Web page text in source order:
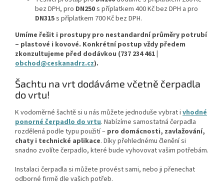
bez DPH, pro DN250s příplatkem 400 Kč bez DPH a pro
DN315s příplatkem 700 Kč bez DPH.
Umíme řešit i prostupy pro nestandardní průměry potrubí
– plastové i kovové. Konkrétní postup vždy předem
zkonzultujeme před dodávkou (737 234 461 |
obchod@ceskanadrz.cz).
Šachtu na vrt dodáváme včetně čerpadla
do vrtu!
K vodoměrné šachtě si u nás můžete jednoduše vybrat i vhodné
ponorné čerpadlo do vrtu. Nabízíme samostatná čerpadla
rozdělená podle typu použití – pro domácnosti, zavlažování,
chaty i technické aplikace. Díky přehlednému členění si
snadno zvolíte čerpadlo, které bude vyhovovat vašim potřebám.
Instalaci čerpadla si můžete provést sami, nebo ji přenechat
odborné firmě dle vašich potřeb.